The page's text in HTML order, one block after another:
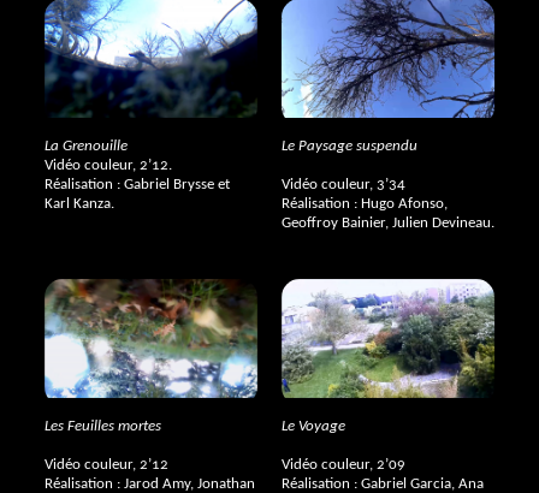
La Grenouille
Vidéo couleur, 2’12.
Réalisation : Gabriel Brysse et
Karl Kanza.
Le Paysage suspendu
Vidéo couleur, 3’34
Réalisation : Hugo Afonso,
Geoffroy Bainier, Julien Devineau.
Les Feuilles mortes
Vidéo couleur, 2’12
Réalisation : Jarod Amy, Jonathan
Le Voyage
Vidéo couleur, 2’09
Réalisation : Gabriel Garcia, Ana